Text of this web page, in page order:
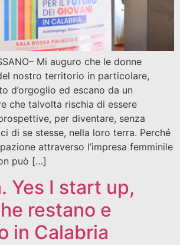
Mi auguro che le donne
nostro territorio in particolare,
d’orgoglio ed escano da un
che talvolta rischia di essere
per diventare, senza
di se stesse, nella loro terra. Perché
attraverso l’impresa femminile
può […]
Yes I start up,
restano e
in Calabria